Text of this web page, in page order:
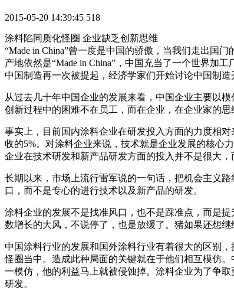
2015-05-20 14:39:45 518
涂料陷同质化怪圈 企业缺乏创新思维
“Made in China”曾一度是中国的骄傲，当我们走出国
产地依然是“Made in China”，中国充当了一个世界加
中国制造再一次被提起，经济学家们开始讨论中国制造
从过去几十年中国企业的发展来看，中国企业主要以
创新过程中的困难不在员工，而在企业，在企业家的思
事实上，目前国内涂料企业在研发投入方面的力度相
收的5%。对涂料企业来说，技术就是企业发展的核心
企业在技术研发和新产品研发方面的投入并不是很大
长期以来，市场上流行雷军说的一句话，把机会主义
口，而不是专心的进行技术以及新产品的研发。
涂料企业的发展不是找准风口，也不是踩准点，而是
数增长的大风，不说停了，也是放缓了。猪如果还想
中国涂料行业的发展和国外涂料行业有着很大的区别
怪圈当中。造成此种局面的关键就在于他们相互模仿
一模仿，他的利益马上就被侵蚀掉。涂料企业为了争
研发。